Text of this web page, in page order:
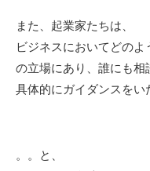
また、起業家たちは、
ビジネスにおいてどの
の立場にあり、誰にも相
具体的にガイダンスをい
。。と、